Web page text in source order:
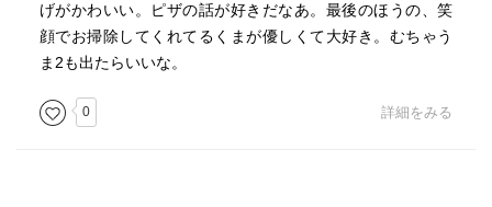
げがかわいい。ピザの話が好きだなあ。最後のほうの、笑
顔でお掃除してくれてるくまが優しくて大好き。むちゃう
ま2も出たらいいな。
0 詳細をみる